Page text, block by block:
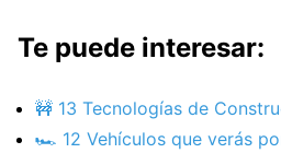
Te puede interesar:
🚧 13 Tecnologías de
🏎️ 12 Vehículos que verás